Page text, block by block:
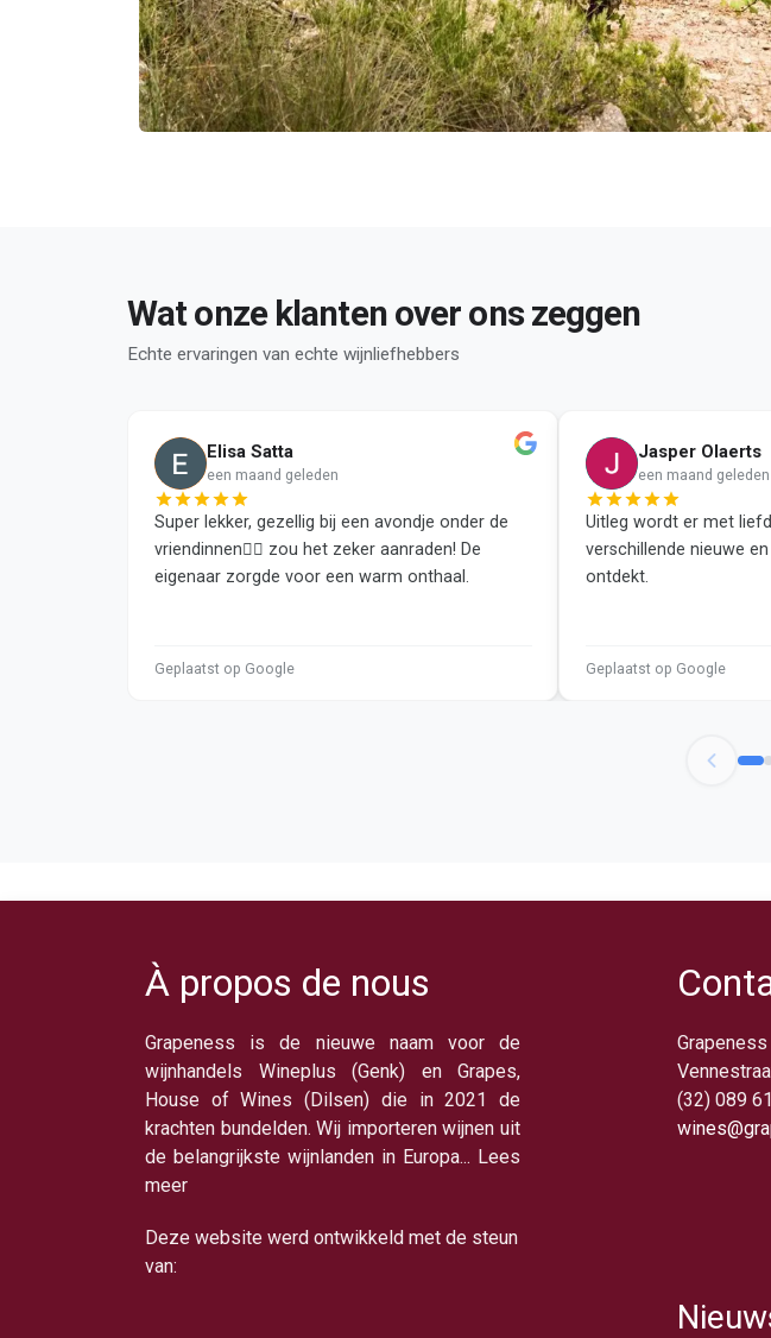
Wat onze klanten over ons zeggen
Echte ervaringen van echte wijnliefhebbers
E
Elisa Satta
een maand geleden
Super lekker, gezellig bij een avondje onder de
vriendinnen👍🏻 zou het zeker aanraden! De
eigenaar zorgde voor een warm onthaal.
Geplaatst op Google
J
Jasper Olaerts
een maand geleden
Uitleg wordt er met
verschillende nieuwe
ontdekt.
Geplaatst op Google
(32) 089
À propos de nous
Grapeness is de nieuwe naam voor de
wijnhandels Wineplus (Genk) en Grapes,
House of Wines (Dilsen) die in 2021 de
krachten bundelden. Wij importeren wijnen uit
de belangrijkste wijnlanden in Europa... Lees
meer
Deze website werd ontwikkeld met de steun
van: